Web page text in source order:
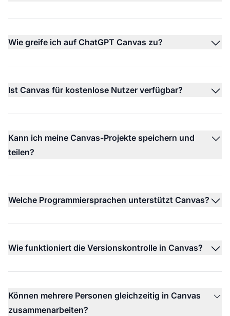
Wie greife ich auf ChatGPT Canvas zu?
Ist Canvas für kostenlose Nutzer verfügbar?
Kann ich meine Canvas-Projekte speichern und
teilen?
Welche Programmiersprachen unterstützt Canvas?
Wie funktioniert die Versionskontrolle in Canvas?
Können mehrere Personen gleichzeitig in Canvas
zusammenarbeiten?